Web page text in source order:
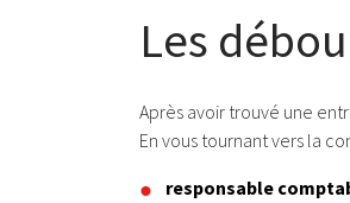
Les
Après avoir trouvé une
En vous tournant vers la
responsable